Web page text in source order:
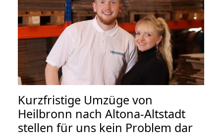
Kurzfristige Umzüge von
Heilbronn nach Altona-Altstadt
stellen für uns kein Problem dar